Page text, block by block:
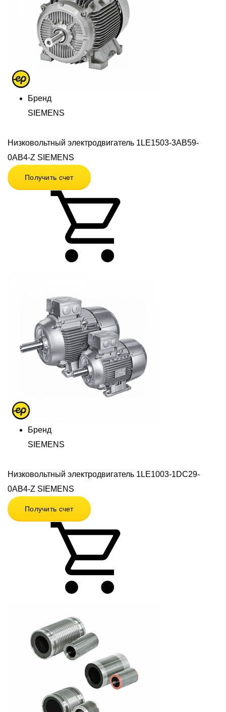
Бренд
SIEMENS
Низковольтный электродвигатель 1LE1503-3AB59-
0AB4-Z SIEMENS
Получить счет
Бренд
SIEMENS
Низковольтный электродвигатель 1LE1003-1DC29-
0AB4-Z SIEMENS
Получить счет